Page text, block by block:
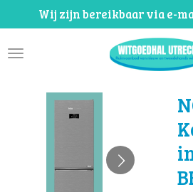
to
main
Wij zijn bereikbaar via e-